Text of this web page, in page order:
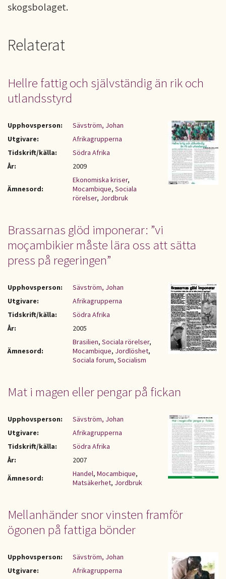
skogsbolaget.
Relaterat
Hellre fattig och självständig än rik och
utlandsstyrd
Upphovsperson:
Sävström, Johan
Utgivare:
Afrikagrupperna
Tidskrift/källa:
Södra Afrika
År:
2009
Ämnesord:
Ekonomiska kriser,
Mocambique, Sociala
rörelser, Jordbruk
Brassarnas glöd imponerar: ”vi
moçambikier måste lära oss att sätta
press på regeringen”
Upphovsperson:
Sävström, Johan
Utgivare:
Afrikagrupperna
Tidskrift/källa:
Södra Afrika
År:
2005
Ämnesord:
Brasilien, Sociala rörelser,
Mocambique, Jordlöshet,
Sociala forum, Socialism
Mat i magen eller pengar på fickan
Upphovsperson:
Sävström, Johan
Utgivare:
Afrikagrupperna
Tidskrift/källa:
Södra Afrika
År:
2007
Ämnesord:
Handel, Mocambique,
Matsäkerhet, Jordbruk
Mellanhänder snor vinsten framför
ögonen på fattiga bönder
Upphovsperson:
Sävström, Johan
Utgivare:
Afrikagrupperna